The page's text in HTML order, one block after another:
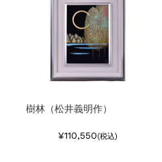
樹林（松井義明作）
¥110,550(税込)